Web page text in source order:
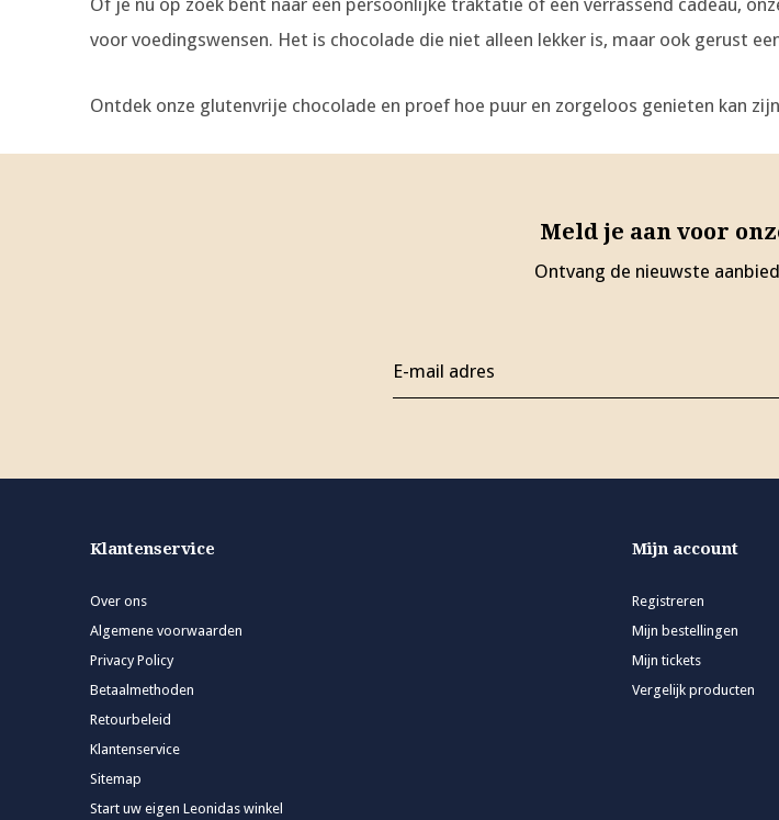
Of je nu op zoek bent naar een persoonlijke traktatie of een verrassend cadeau,
voor voedingswensen. Het is chocolade die niet alleen lekker is, maar ook gerust
Ontdek onze glutenvrije chocolade en proef hoe puur en zorgeloos genieten kan
Meld je aan voor
Ontvang de nieuwste
Klantenservice
Over ons
Algemene voorwaarden
Privacy Policy
Betaalmethoden
Retourbeleid
Klantenservice
Sitemap
Start uw eigen Leonidas winkel
Mijn account
Registreren
Mijn bestellingen
Mijn tickets
Vergelijk producten